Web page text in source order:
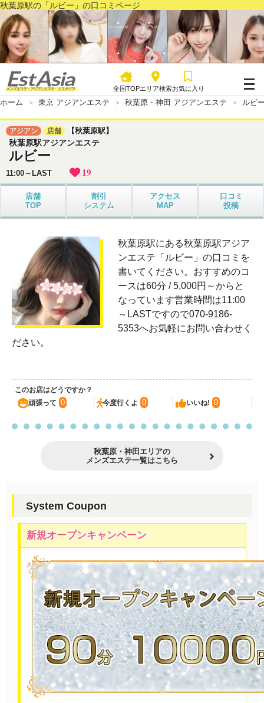
秋葉原駅の「ルビー」の口コミページ
全国TOPエリア検索お気に入り
ホーム 東京 アジアンエステ 秋葉原・神田 アジアンエステ ルビ
アジアン 店舗 【秋葉原駅】
秋葉原駅アジアンエステ
ルビー
11:00～LAST 19
店舗
TOP
割引
システム
アクセス
MAP
口コミ
投稿
秋葉原駅にある秋葉原駅アジア
ンエステ「ルビー」の口コミを
書いてください。おすすめのコ
ースは60分 / 5,000円～からと
なっています営業時間は11:00
～LASTですので070-9186-
5353へお気軽にお問い合わせく
ださい。
このお店はどうですか？
頑張って 0 今度行くよ 0 いいね! 0
秋葉原・神田エリアの
メンズエステ一覧はこちら
System Coupon
新規オープンキャンペーン